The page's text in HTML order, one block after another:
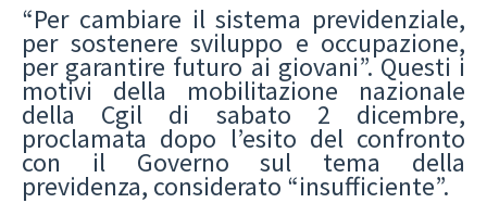
“Per cambiare il sistema previdenziale,
per sostenere sviluppo e occupazione,
per garantire futuro ai giovani”. Questi i
motivi della mobilitazione nazionale
della Cgil di sabato 2 dicembre,
proclamata dopo l’esito del confronto
con il Governo sul tema della
previdenza, considerato “insufficiente”.